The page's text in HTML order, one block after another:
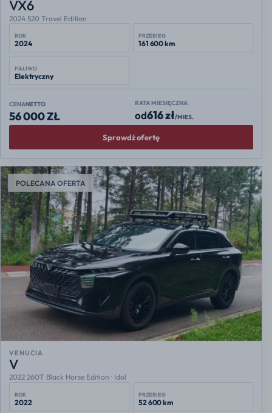
VX6
2024 520 Travel Edition
ROK
2024
PRZEBIEG
161 600 km
PALIWO
Elektryczny
CENANETTO
56 000 ZŁ
RATA MIESIĘCZNA
od616 zł/MIES.
Sprawdź ofertę
POLECANA OFERTA
VENUCIA
V
2022 260T Black Horse Edition · Idol
ROK
2022
PRZEBIEG
52 600 km